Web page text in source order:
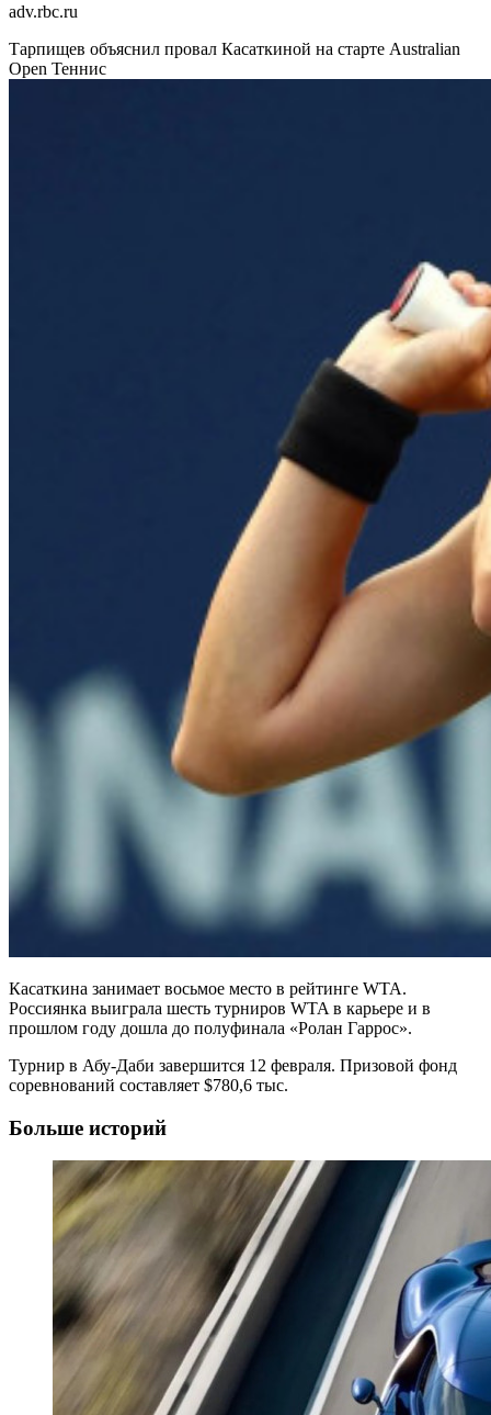
adv.rbc.ru
Тарпищев объяснил провал Касаткиной на старте Australian
Open Теннис
Касаткина занимает восьмое место в рейтинге WTA.
Россиянка выиграла шесть турниров WTA в карьере и в
прошлом году дошла до полуфинала «Ролан Гаррос».
Турнир в Абу-Даби завершится 12 февраля. Призовой фонд
соревнований составляет $780,6 тыс.
Больше историй